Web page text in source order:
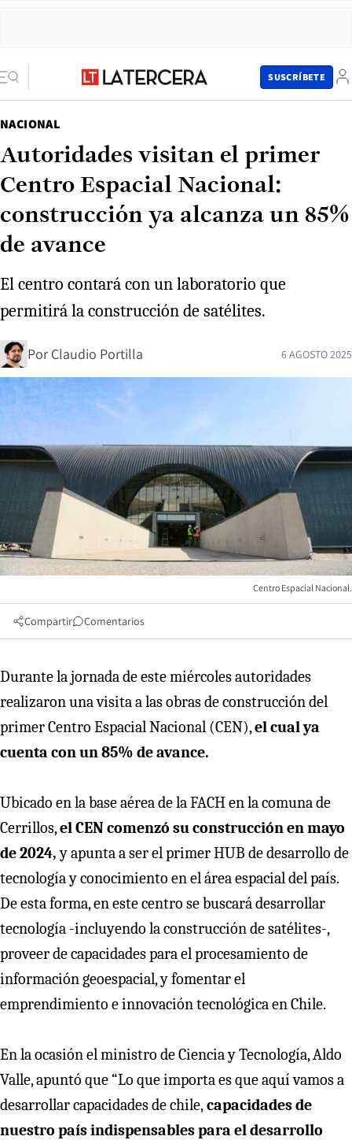
SUSCRÍBETE
NACIONAL
Autoridades visitan el primer
Centro Espacial Nacional:
construcción ya alcanza un 85%
de avance
El centro contará con un laboratorio que
permitirá la construcción de satélites.
Por Claudio Portilla 6 AGOSTO 2025
Centro Espacial Nacional.
Compartir Comentarios
Durante la jornada de este miércoles autoridades
realizaron una visita a las obras de construcción del
primer Centro Espacial Nacional (CEN),el cual ya
cuenta con un 85% de avance.
Ubicado en la base aérea de la FACH en la comuna de
Cerrillos,el CEN comenzó su construcción en mayo
de 2024,y apunta a ser el primer HUB de desarrollo de
tecnología y conocimiento en el área espacial del país.
De esta forma, en este centro se buscará desarrollar
tecnología -incluyendo la construcción de satélites-,
proveer de capacidades para el procesamiento de
información geoespacial, y fomentar el
emprendimiento e innovación tecnológica en Chile.
En la ocasión el ministro de Ciencia y Tecnología, Aldo
Valle, apuntó que “Lo que importa es que aquí vamos a
desarrollar capacidades de chile,capacidades de
nuestro país indispensables para el desarrollo